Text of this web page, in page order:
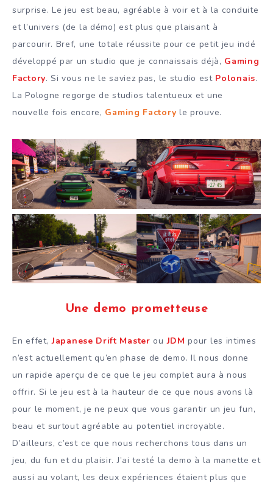
surprise. Le jeu est beau, agréable à voir et à la conduite
et l’univers (de la démo) est plus que plaisant à
parcourir. Bref, une totale réussite pour ce petit jeu indé
développé par un studio que je connaissais déjà, Gaming
Factory. Si vous ne le saviez pas, le studio est Polonais.
La Pologne regorge de studios talentueux et une
nouvelle fois encore, Gaming Factory le prouve.
Une demo prometteuse
En effet,Japanese Drift Master ouJDMpour les intimes
n’est actuellement qu’en phase de demo. Il nous donne
un rapide aperçu de ce que le jeu complet aura à nous
offrir. Si le jeu est à la hauteur de ce que nous avons là
pour le moment, je ne peux que vous garantir un jeu fun,
beau et surtout agréable au potentiel incroyable.
D’ailleurs, c’est ce que nous recherchons tous dans un
jeu, du fun et du plaisir. J’ai testé la demo à la manette et
aussi au volant, les deux expériences étaient plus que